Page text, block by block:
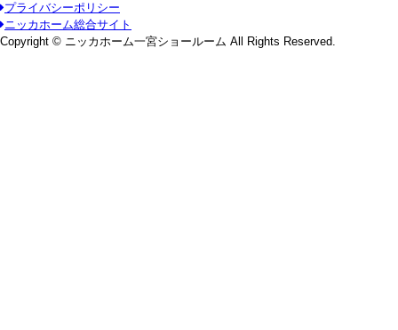
プライバシーポリシー
ニッカホーム総合サイト
Copyright © ニッカホーム一宮ショールーム All Rights Reserved.